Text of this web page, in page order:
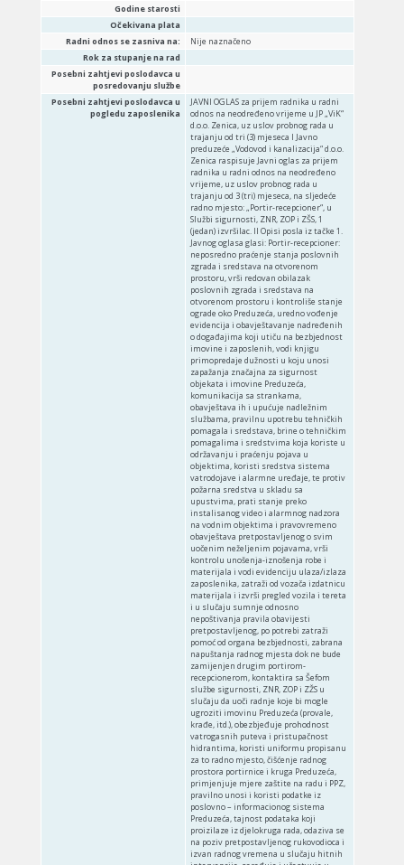
Godine starosti
Očekivana plata
Radni odnos se zasniva na:
Nije naznačeno
Rok za stupanje na rad
Posebni zahtjevi poslodavca u
posredovanju službe
Posebni zahtjevi poslodavca u
pogledu zaposlenika
JAVNI OGLAS za prijem radnika u radni
odnos na neodređeno vrijeme u JP „ViK“
d.o.o. Zenica, uz uslov probnog rada u
trajanju od tri (3) mjeseca I Javno
preduzeće „Vodovod i kanalizacija“ d.o.o.
Zenica raspisuje Javni oglas za prijem
radnika u radni odnos na neodređeno
vrijeme, uz uslov probnog rada u
trajanju od 3 (tri) mjeseca, na sljedeće
radno mjesto: „Portir-recepcioner“, u
Službi sigurnosti, ZNR, ZOP i ZŠS, 1
(jedan) izvršilac. II Opisi posla iz tačke 1.
Javnog oglasa glasi: Portir-recepcioner:
neposredno praćenje stanja poslovnih
zgrada i sredstava na otvorenom
prostoru, vrši redovan obilazak
poslovnih zgrada i sredstava na
otvorenom prostoru i kontroliše stanje
ograde oko Preduzeća, uredno vođenje
evidencija i obavještavanje nadređenih
o događajima koji utiču na bezbjednost
imovine i zaposlenih, vodi knjigu
primopredaje dužnosti u koju unosi
zapažanja značajna za sigurnost
objekata i imovine Preduzeća,
komunikacija sa strankama,
obavještava ih i upućuje nadležnim
službama, pravilnu upotrebu tehničkih
pomagala i sredstava, brine o tehničkim
pomagalima i sredstvima koja koriste u
održavanju i praćenju pojava u
objektima, koristi sredstva sistema
vatrodojave i alarmne uređaje, te protiv
požarna sredstva u skladu sa
upustvima, prati stanje preko
instalisanog video i alarmnog nadzora
na vodnim objektima i pravovremeno
obavještava pretpostavljenog o svim
uočenim neželjenim pojavama, vrši
kontrolu unošenja-iznošenja robe i
materijala i vodi evidenciju ulaza/izlaza
zaposlenika, zatraži od vozača izdatnicu
materijala i izvrši pregled vozila i tereta
i u slučaju sumnje odnosno
nepoštivanja pravila obavijesti
pretpostavljenog, po potrebi zatraži
pomoć od organa bezbjednosti, zabrana
napuštanja radnog mjesta dok ne bude
zamijenjen drugim portirom-
recepcionerom, kontaktira sa Šefom
službe sigurnosti, ZNR, ZOP i ZŽS u
slučaju da uoči radnje koje bi mogle
ugroziti imovinu Preduzeća (provale,
krađe, itd.), obezbjeđuje prohodnost
vatrogasnih puteva i pristupačnost
hidrantima, koristi uniformu propisanu
za to radno mjesto, čišćenje radnog
prostora portirnice i kruga Preduzeća,
primjenjuje mjere zaštite na radu i PPZ,
pravilno unosi i koristi podatke iz
poslovno – informacionog sistema
Preduzeća, tajnost podataka koji
proizilaze iz djelokruga rada, odaziva se
na poziv pretpostavljenog rukovodioca i
izvan radnog vremena u slučaju hitnih